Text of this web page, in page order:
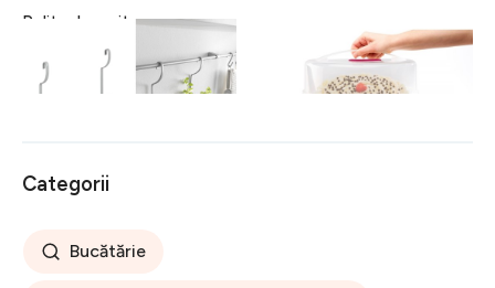
Polita depozitare
condimente City Frost,
Metaltex, 35x9x26 cm,
metal/invelis Polytherm,
34 lei
Metaltex, plastic, 8-15x30
cm, alb/roz
Categorii
Bucătărie